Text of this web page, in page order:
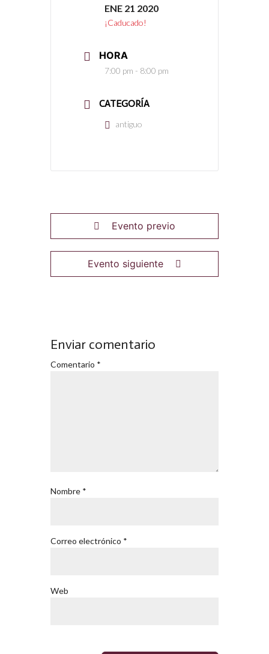
ENE 21 2020
¡Caducado!
HORA
7:00 pm - 8:00 pm
CATEGORÍA
antiguo
Evento previo
Evento siguiente
Enviar comentario
Comentario *
Nombre *
Correo electrónico *
Web